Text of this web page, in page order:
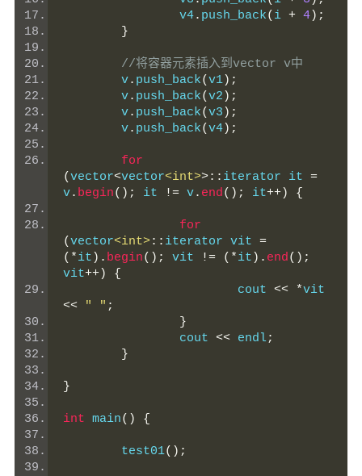
		v4
. push_back( i + 4);
}
//将容器元素插入到vector v中
	v
. push_back(v1);
	v
. push_back(v2 );
	v
. push_back(v3 );
	v
. push_back(v4);
for
(vector<vector<int>>:: iterator it =
v. begin(); it != v. end(); it++) {
for
(vector<int>:: iterator vit =
(*it ). begin(); vit != (*it ). end();
vit++)
{
			cout
<< *
<<
" " ;
}
		cout
<< endl;
}
}
int main() {
	test01
();